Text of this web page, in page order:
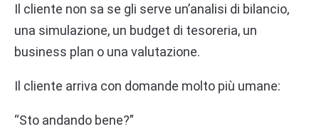
Il cliente non sa se gli serve un’analisi di bilancio,
una simulazione, un budget di tesoreria, un
business plan o una valutazione.
Il cliente arriva con domande molto più umane:
“Sto andando bene?”